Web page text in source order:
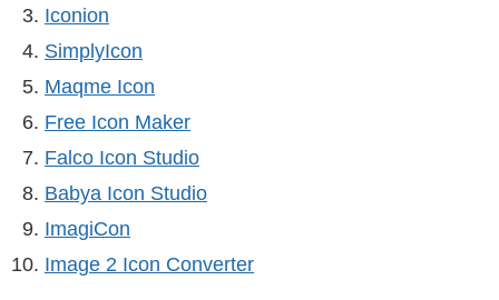
Iconion
SimplyIcon
Maqme Icon
Free Icon Maker
Falco Icon Studio
Babya Icon Studio
ImagiCon
Image 2 Icon Converter